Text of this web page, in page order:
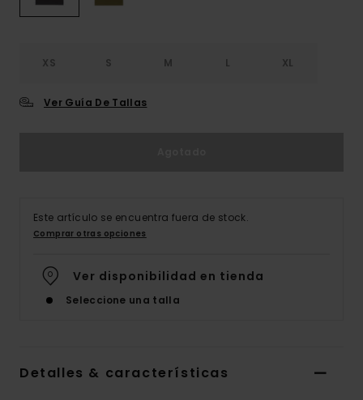
XS S M L XL
Ver Guía De Tallas
Este artículo se encuentra fuera de stock.
Comprar otras opciones
Ver disponibilidad en tienda
Seleccione una talla
Detalles & características